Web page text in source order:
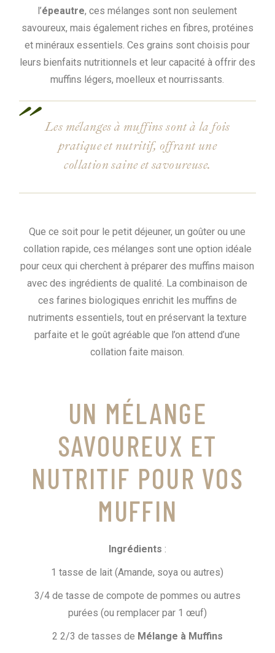
l’épeautre, ces mélanges sont non seulement
savoureux, mais également riches en fibres, protéines
et minéraux essentiels. Ces grains sont choisis pour
leurs bienfaits nutritionnels et leur capacité à offrir des
muffins légers, moelleux et nourrissants.
Les mélanges à muffins sont à la fois
pratique et nutritif, offrant une
collation saine et savoureuse.
Que ce soit pour le petit déjeuner, un goûter ou une
collation rapide, ces mélanges sont une option idéale
pour ceux qui cherchent à préparer des muffins maison
avec des ingrédients de qualité. La combinaison de
ces farines biologiques enrichit les muffins de
nutriments essentiels, tout en préservant la texture
parfaite et le goût agréable que l’on attend d’une
collation faite maison.
UN MÉLANGE
SAVOUREUX ET
NUTRITIF POUR VOS
MUFFIN
Ingrédients :
1 tasse de lait (Amande, soya ou autres)
3/4 de tasse de compote de pommes ou autres
purées (ou remplacer par 1 œuf)
2 2/3 de tasses de Mélange à Muffins